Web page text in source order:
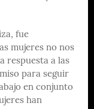
fue
mujeres no nos
respuesta a las
para seguir
en conjunto
han